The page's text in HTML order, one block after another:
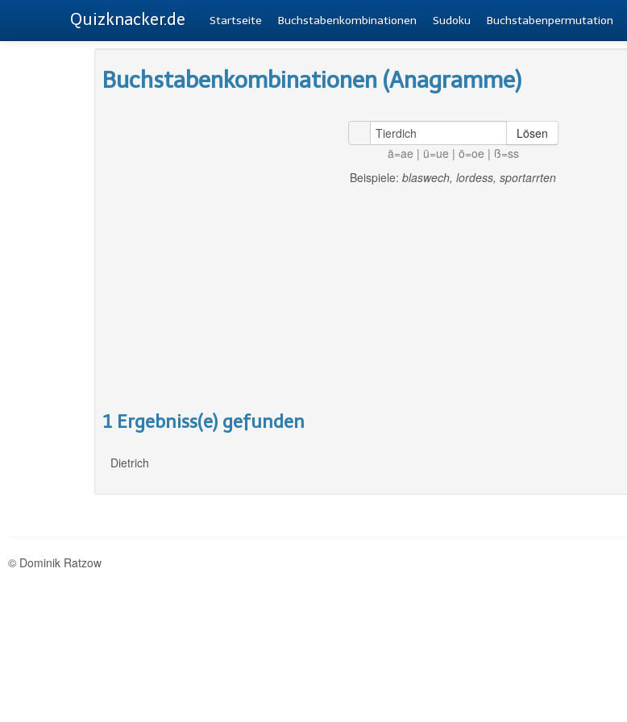
Quizknacker.de Startseite Buchstabenkombinationen Sudoku Buchstabenpermutation
Buchstabenkombinationen (Anagramme)
Lösen
ä=ae | ü=ue | ö=oe | ß=ss
Beispiele: blaswech, lordess, sportarrten
1 Ergebniss(e) gefunden
Dietrich
© Dominik Ratzow